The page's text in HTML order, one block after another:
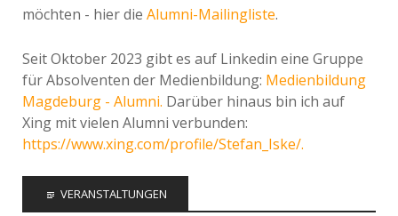
möchten - hier die Alumni-Mailingliste.
Seit Oktober 2023 gibt es auf Linkedin eine Gruppe
für Absolventen der Medienbildung: Medienbildung
Magdeburg - Alumni. Darüber hinaus bin ich auf
Xing mit vielen Alumni verbunden:
https://www.xing.com/profile/Stefan_Iske/.
VERANSTALTUNGEN